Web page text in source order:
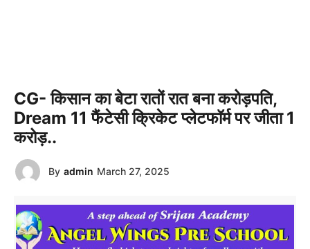
CG- किसान का बेटा रातों रात बना करोड़पति,
Dream 11 फैंटेसी क्रिकेट प्लेटफॉर्म पर जीता 1
करोड़..
By admin March 27, 2025